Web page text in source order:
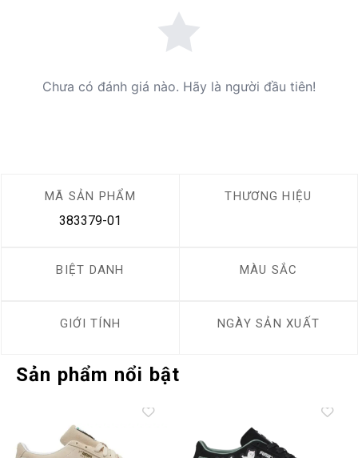
Chưa có đánh giá nào. Hãy là người đầu tiên!
MÃ SẢN PHẨM
383379-01
THƯƠNG HIỆU
BIỆT DANH MÀU SẮC
GIỚI TÍNH NGÀY SẢN XUẤT
Sản phẩm nổi bật